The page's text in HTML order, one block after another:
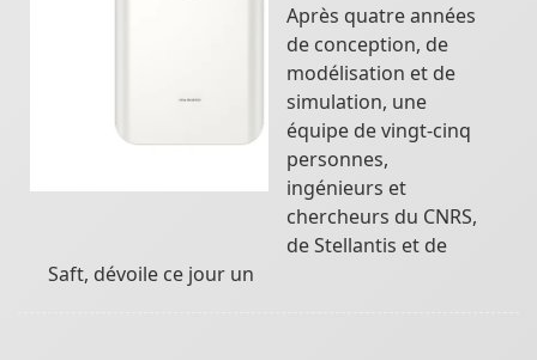
Après quatre années
de conception, de
modélisation et de
simulation, une
équipe de vingt-cinq
personnes,
ingénieurs et
chercheurs du CNRS,
de Stellantis et de
Saft, dévoile ce jour un